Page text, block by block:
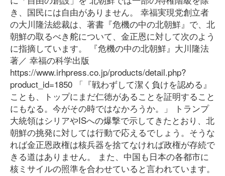
き、国民には自由がありません。 幸福実現党創立者
の大川隆法総裁は、著書『危機の中の北朝鮮』で、北
朝鮮の取るべき舵について、金正恩に対して次のよう
に指摘しています。 『危機の中の北朝鮮』大川隆法
著／ 幸福の科学出版
https://www.irhpress.co.jp/products/detail.php?
product_id=1850 「『戦わずして潔く負けを認める』
ことも、トップにまだ仁徳があることを証明すること
にもなる。今がその時ではなかろうか。」 トランプ
大統領はシリアやISへの爆撃で示してきたとおり、北
朝鮮の挑発に対しては行動で応えるでしょう。そうな
れば金正恩政権は核兵器を捨てなければ政権が存続で
きる道はありません。 また、中国も日本の各都市に
核ミサイルの照準を合わせていると言われています。